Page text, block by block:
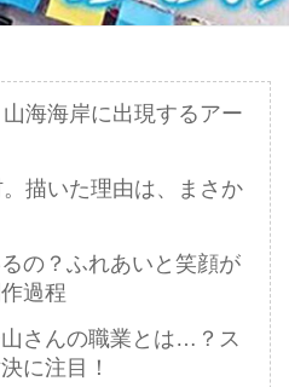
海海岸に出現するアー
描いた理由は、まさか
の？ふれあいと笑顔が
過程
さんの職業とは…？ス
に注目！